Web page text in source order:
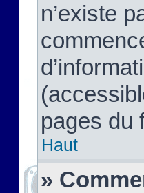
n’existe
pages du
Haut
»